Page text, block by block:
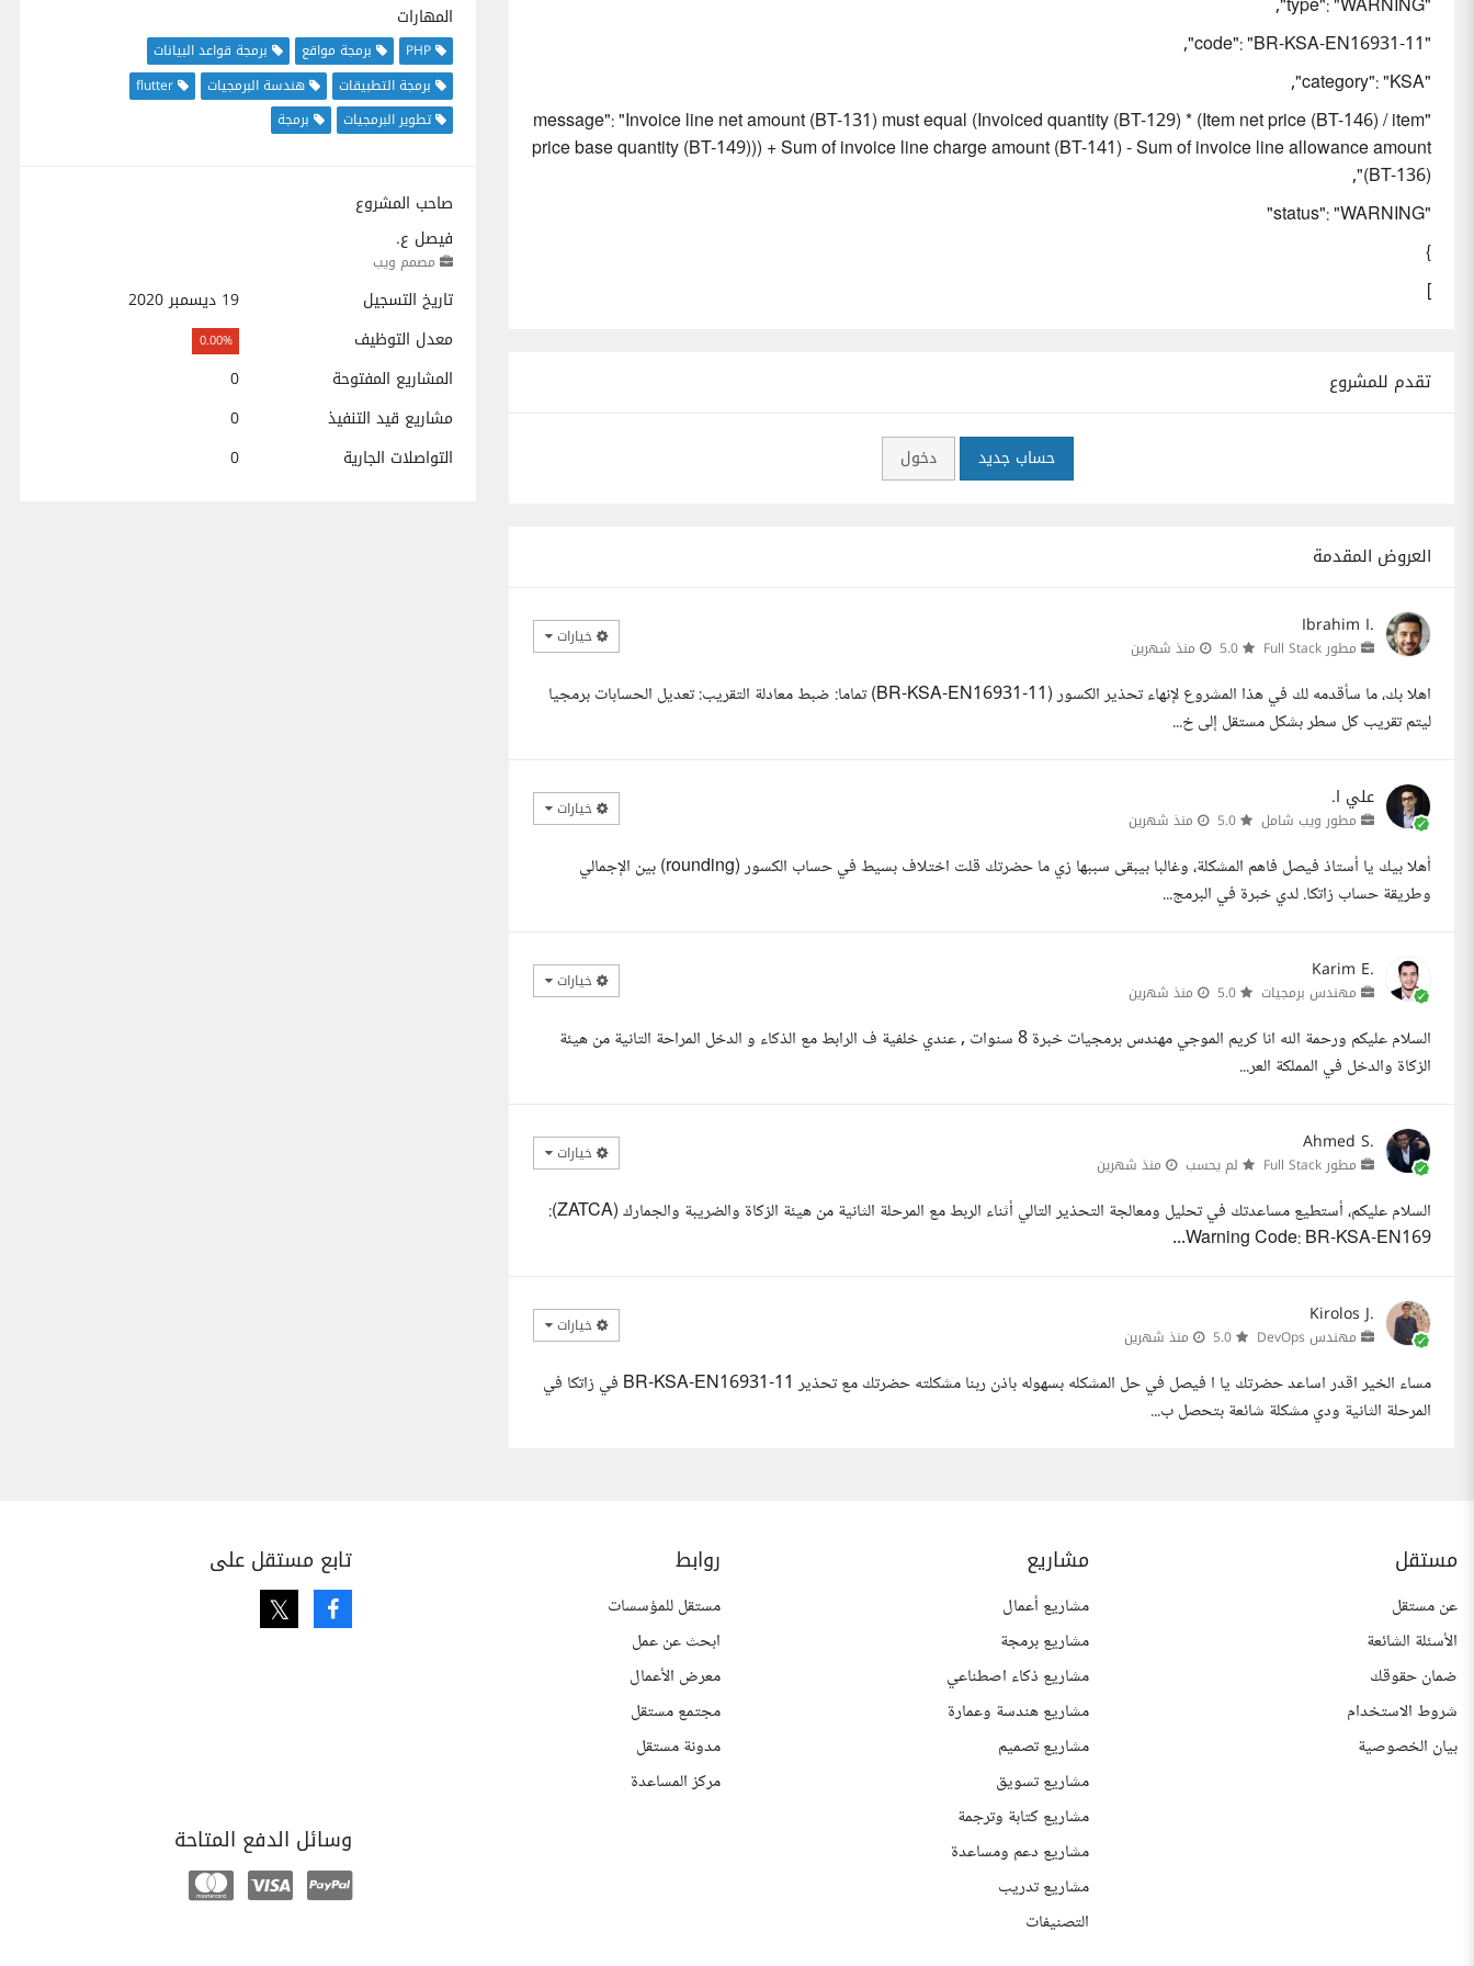
المهارات
PHP برمجة مواقع
برمجة قواعد البيانات
برمجة التطبيقات
هندسة البرمجيات
flutter
تطوير البرمجيات
برمجة
صاحب المشروع
فيصل ع.
مصمم ويب
تاريخ التسجيل
19 ديسمبر 2020
معدل التوظيف
0.00%
المشاريع المفتوحة
0
مشاريع قيد التنفيذ
0
التواصلات الجارية
0
"type": "WARNING",
"code": "BR-KSA-EN16931-11",
"category": "KSA",
"message": "Invoice line net amount (BT-131) must equal (Invoiced quantity (BT-129) * (Item net price (BT-146) / item
price base quantity (BT-149))) + Sum of invoice line charge amount (BT-141) - Sum of invoice line allowance amount
(BT-136)",
"status": "WARNING"
}
]
تقدم للمشروع
حساب جديد دخول
العروض المقدمة
Ibrahim I.
مطور Full Stack منذ شهرين خيارات
اهلا بك، ما سأقدمه لك في هذا المشروع لإنهاء تحذير الكسور (BR-KSA-EN16931-11) تماما: ضبط معادلة التقريب: تعديل الحسابات برمجيا
ليتم تقريب كل سطر بشكل مستقل إلى خ...
علي ا.
مطور ويب شامل منذ شهرين خيارات
أهلا بيك يا أستاذ فيصل فاهم المشكلة، وغالبا بيبقى سببها زي ما حضرتك قلت اختلاف بسيط في حساب الكسور (rounding) بين الإجمالي
وطريقة حساب زاتكا. لدي خبرة في البرمج...
Karim E.
مهندس برمجيات منذ شهرين خيارات
السلام عليكم ورحمة الله انا كريم الموجي مهندس برمجيات خبرة 8 سنوات , عندي خلفية ف الرابط مع الذكاء و الدخل المراحة التانية من هيئة
الزكاة والدخل في المملكة العر...
Ahmed S.
مطور Full Stack لم يحسب منذ شهرين خيارات
السلام عليكم، أستطيع مساعدتك في تحليل ومعالجة التحذير التالي أثناء الربط مع المرحلة الثانية من هيئة الزكاة والضريبة والجمارك (ZATCA):
Warning Code: BR-KSA-EN169...
Kirolos J.
مهندس DevOps منذ شهرين خيارات
مساء الخير اقدر اساعد حضرتك يا ا فيصل في حل المشكله بسهوله باذن ربنا مشكلته حضرتك مع تحذير BR-KSA-EN16931-11 في زاتكا في
المرحلة الثانية ودي مشكلة شائعة بتحصل ب...
مستقل
عن مستقل
الأسئلة الشائعة
ضمان حقوقك
شروط الاستخدام
بيان الخصوصية
مشاريع
مشاريع أعمال
مشاريع برمجة
مشاريع ذكاء اصطناعي
مشاريع هندسة وعمارة
مشاريع تصميم
مشاريع تسويق
مشاريع كتابة وترجمة
مشاريع دعم ومساعدة
مشاريع تدريب
التصنيفات
روابط
مستقل للمؤسسات
ابحث عن عمل
معرض الأعمال
مجتمع مستقل
مدونة مستقل
مركز المساعدة
تابع مستقل على
Facebook
Twitter
وسائل الدفع المتاحة
Paypal
Visa